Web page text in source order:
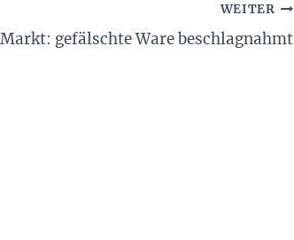
WEITER
gefälschte Ware beschlagnahmt